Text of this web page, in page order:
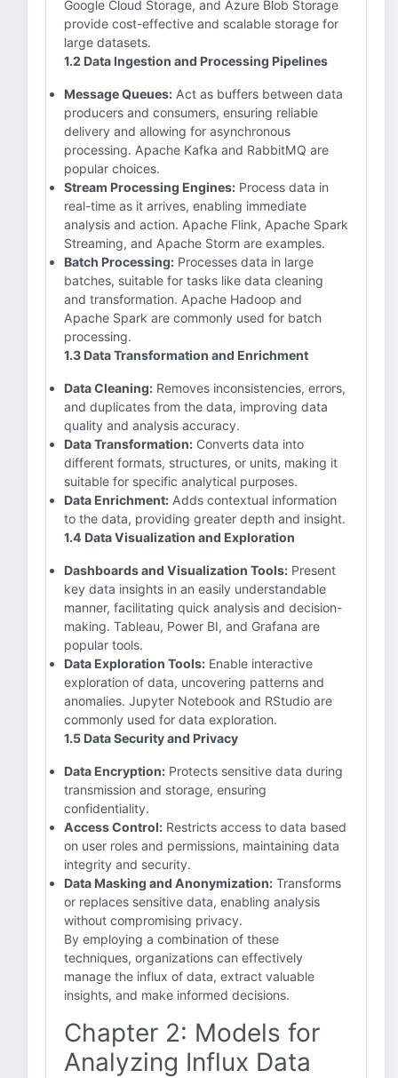
Google Cloud Storage, and Azure Blob Storage
provide cost-effective and scalable storage for
large datasets.
1.2 Data Ingestion and Processing Pipelines
Message Queues: Act as buffers between data
producers and consumers, ensuring reliable
delivery and allowing for asynchronous
processing. Apache Kafka and RabbitMQ are
popular choices.
Stream Processing Engines: Process data in
real-time as it arrives, enabling immediate
analysis and action. Apache Flink, Apache Spark
Streaming, and Apache Storm are examples.
Batch Processing: Processes data in large
batches, suitable for tasks like data cleaning
and transformation. Apache Hadoop and
Apache Spark are commonly used for batch
processing.
1.3 Data Transformation and Enrichment
Data Cleaning: Removes inconsistencies, errors,
and duplicates from the data, improving data
quality and analysis accuracy.
Data Transformation: Converts data into
different formats, structures, or units, making it
suitable for specific analytical purposes.
Data Enrichment: Adds contextual information
to the data, providing greater depth and insight.
1.4 Data Visualization and Exploration
Dashboards and Visualization Tools: Present
key data insights in an easily understandable
manner, facilitating quick analysis and decision-
making. Tableau, Power BI, and Grafana are
popular tools.
Data Exploration Tools: Enable interactive
exploration of data, uncovering patterns and
anomalies. Jupyter Notebook and RStudio are
commonly used for data exploration.
1.5 Data Security and Privacy
Data Encryption: Protects sensitive data during
transmission and storage, ensuring
confidentiality.
Access Control: Restricts access to data based
on user roles and permissions, maintaining data
integrity and security.
Data Masking and Anonymization: Transforms
or replaces sensitive data, enabling analysis
without compromising privacy.
By employing a combination of these
techniques, organizations can effectively
manage the influx of data, extract valuable
insights, and make informed decisions.
Chapter 2: Models for
Analyzing Influx Data